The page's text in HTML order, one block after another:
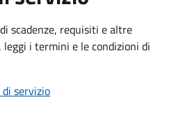
scadenze, requisiti e altre
i termini e le condizioni di
servizio